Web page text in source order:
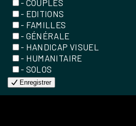
- COUPLES
- EDITIONS
- FAMILLES
- GÉNÉRALE
- HANDICAP VISUEL
- HUMANITAIRE
- SOLOS
Enregistrer